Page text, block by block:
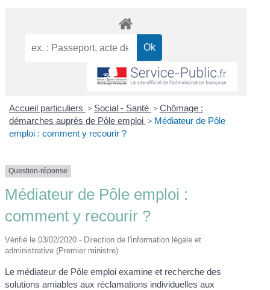
Accueil particuliers > Social - Santé > Chômage :
démarches auprès de Pôle emploi > Médiateur de Pôle
emploi : comment y recourir ?
Question-réponse
Médiateur de Pôle emploi :
comment y recourir ?
Vérifié le 03/02/2020 - Direction de l'information légale et
administrative (Premier ministre)
Le médiateur de Pôle emploi examine et recherche des
solutions amiables aux réclamations individuelles aux